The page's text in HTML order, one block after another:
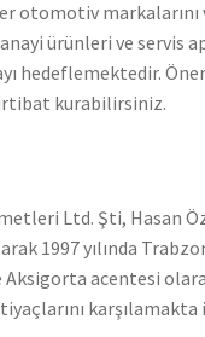
otomotiv markalarını
ürünleri ve servis
hedeflemektedir.
kurabilirsiniz.
Ltd. Şti, Hasan
1997 yılında
Aksigorta acentesi
karşılamakta